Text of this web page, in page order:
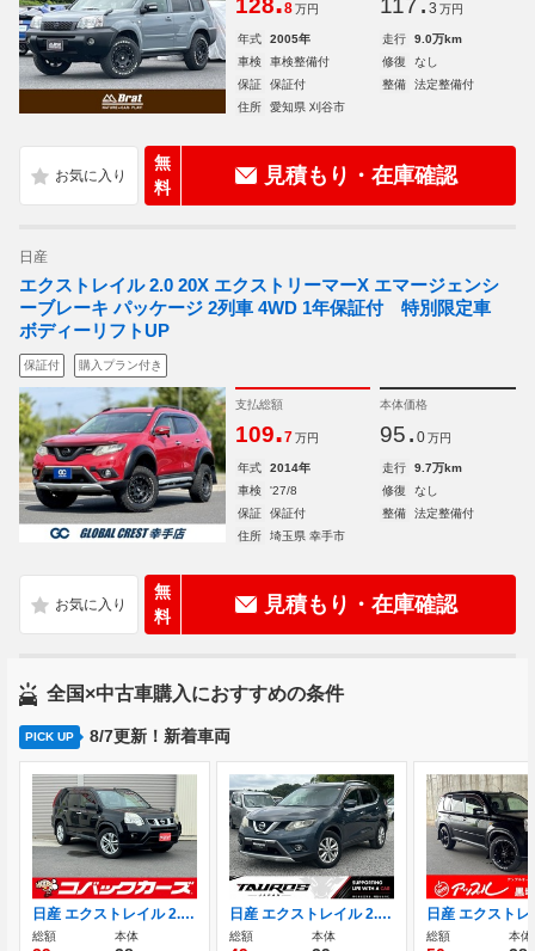
128 8 万円 117 3 万円
年式 2005年 走行
9.0万km
車検
車検整備付 修復
なし
保証
保証付 整備
法定整備付
住所
愛知県 刈谷市
無
料
見積もり・在庫確認
日産
エクストレイル 2.0 20X エクストリーマーX エマージェンシ
ーブレーキ パッケージ 2列車 4WD 1年保証付 特別限定車
ボディーリフトUP
保証付 購入プラン付き
支払総額
109.7 万円
本体価格
95. 0 万円
年式 2014年 走行
9.7万km
車検
'27/8 修復
なし
保証
保証付 整備
法定整備付
住所
埼玉県 幸手市
無
料
見積もり・在庫確認
全国×中古車購入におすすめの条件
PICK UP 8/7更新！新着車両
日産 エクストレイル 2.0 20X 4WD
総額 本体
日産 エクストレイル 2.0 20X エマージェンシーブレーキパッケージ 2列車 4WD ユーザー買取車 ワンオーナー 合皮
総額 本体 総額 本体